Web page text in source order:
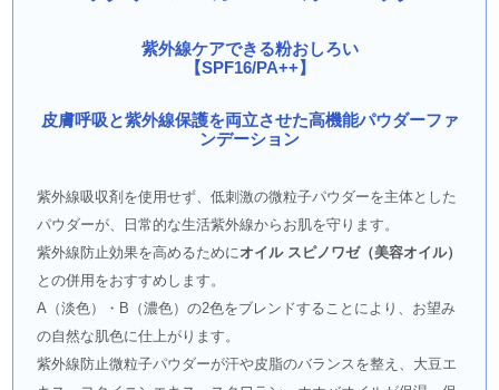
紫外線ケアできる粉おしろい
【SPF16/PA++】
皮膚呼吸と紫外線保護を両立させた高機能パウダーファ
ンデーション
紫外線吸収剤を使用せず、低刺激の微粒子パウダーを主体とした
パウダーが、日常的な生活紫外線からお肌を守ります。
紫外線防止効果を高めるためにオイル スピノワゼ（美容オイル）
との併用をおすすめします。
A（淡色）・B（濃色）の2色をブレンドすることにより、お望み
の自然な肌色に仕上がります。
紫外線防止微粒子パウダーが汗や皮脂のバランスを整え、大豆エ